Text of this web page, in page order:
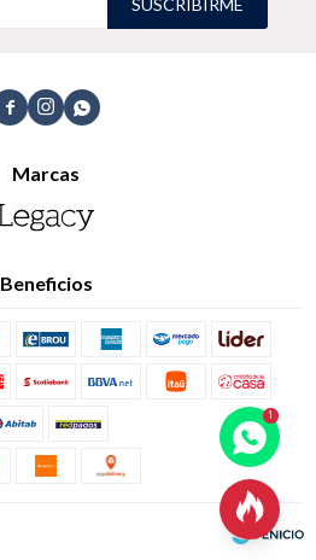
  
Marcas
Beneficios
